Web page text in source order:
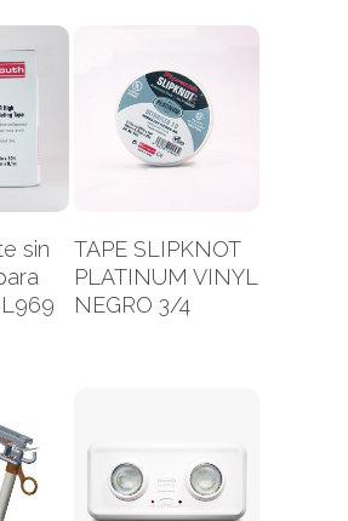
sin
TAPE SLIPKNOT
PLATINUM VINYL
NEGRO 3/4